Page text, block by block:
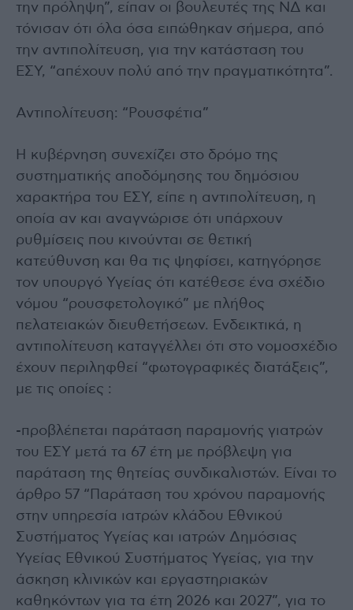
την πρόληψη”, είπαν οι βουλευτές της ΝΔ και
τόνισαν ότι όλα όσα ειπώθηκαν σήμερα, από
την αντιπολίτευση, για την κατάσταση του
ΕΣΥ, “απέχουν πολύ από την πραγματικότητα”.
Αντιπολίτευση: “Ρουσφέτια”
Η κυβέρνηση συνεχίζει στο δρόμο της
συστηματικής αποδόμησης του δημόσιου
χαρακτήρα του ΕΣΥ, είπε η αντιπολίτευση, η
οποία αν και αναγνώρισε ότι υπάρχουν
ρυθμίσεις που κινούνται σε θετική
κατεύθυνση και θα τις ψηφίσει, κατηγόρησε
τον υπουργό Υγείας ότι κατέθεσε ένα σχέδιο
νόμου “ρουσφετολογικό” με πλήθος
πελατειακών διευθετήσεων. Ενδεικτικά, η
αντιπολίτευση καταγγέλλει ότι στο νομοσχέδιο
έχουν περιληφθεί “φωτογραφικές διατάξεις”,
με τις οποίες :
-προβλέπεται παράταση παραμονής γιατρών
του ΕΣΥ μετά τα 67 έτη με πρόβλεψη για
παράταση της θητείας συνδικαλιστών. Είναι το
άρθρο 57 “Παράταση του χρόνου παραμονής
στην υπηρεσία ιατρών κλάδου Εθνικού
Συστήματος Υγείας και ιατρών Δημόσιας
Υγείας Εθνικού Συστήματος Υγείας, για την
άσκηση κλινικών και εργαστηριακών
καθηκόντων για τα έτη 2026 και 2027”, για το